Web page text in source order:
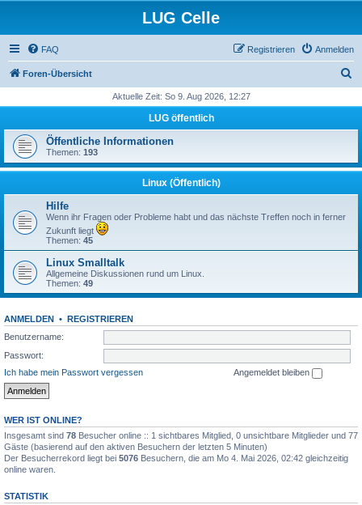
LUG Celle
FAQ Anmelden
Registrieren
Foren-Übersicht
h
Aktuelle Zeit: So 9. Aug 2026, 12:27
LUG öffentlich
Öffentliche Informationen
Themen: 193
Linux (Öffentlich)
Hilfe
Wenn ihr Fragen oder Probleme habt und das nächste Treffen noch in ferner
Zukunft liegt
Themen: 45
Linux Smalltalk
Allgemeine Diskussionen rund um Linux.
Themen: 49
ANMELDEN • REGISTRIEREN
Benutzername:
Passwort:
Ich habe mein Passwort vergessen
Angemeldet bleiben
WER IST ONLINE?
Insgesamt sind 78 Besucher online :: 1 sichtbares Mitglied, 0 unsichtbare Mitglieder und 77
Gäste (basierend auf den aktiven Besuchern der letzten 5 Minuten)
Der Besucherrekord liegt bei 5076 Besuchern, die am Mo 4. Mai 2026, 02:42 gleichzeitig
online waren.
STATISTIK